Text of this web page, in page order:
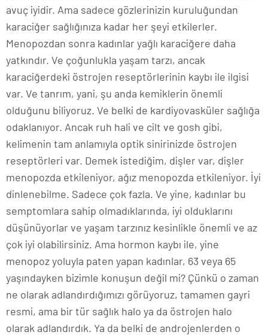
avuç iyidir. Ama sadece gözlerinizin kuruluğundan
karaciğer sağlığınıza kadar her şeyi etkilerler.
Menopozdan sonra kadınlar yağlı karaciğere daha
yatkındır. Ve çoğunlukla yaşam tarzı, ancak
karaciğerdeki östrojen reseptörlerinin kaybı ile ilgisi
var. Ve tanrım, yani, şu anda kemiklerin önemli
olduğunu biliyoruz. Ve belki de kardiyovasküler sağlığa
odaklanıyor. Ancak ruh hali ve cilt ve gosh gibi,
kelimenin tam anlamıyla optik sinirinizde östrojen
reseptörleri var. Demek istediğim, dişler var, dişler
menopozda etkileniyor, ağız menopozda etkileniyor. İyi
dinlenebilme. Sadece çok fazla. Ve yine, kadınlar bu
semptomlara sahip olmadıklarında, iyi olduklarını
düşünüyorlar ve yaşam tarzınız kesinlikle önemli ve az
çok iyi olabilirsiniz. Ama hormon kaybı ile, yine
menopoz yoluyla paten yapan kadınlar, 63 veya 65
yaşındayken bizimle konuşun değil mi? Çünkü o zaman
ne olarak adlandırdığımızı görüyoruz, tamamen gayri
resmi, ama bir tür sağlık halo ya da östrojen halo
olarak adlandırdık. Ya da belki de androjenlerden o